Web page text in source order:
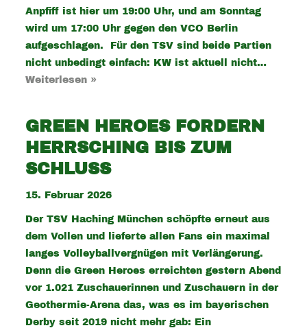
Anpfiff ist hier um 19:00 Uhr, und am Sonntag
wird um 17:00 Uhr gegen den VCO Berlin
aufgeschlagen. Für den TSV sind beide Partien
nicht unbedingt einfach: KW ist aktuell nicht…
Weiterlesen »
GREEN HEROES FORDERN
HERRSCHING BIS ZUM
SCHLUSS
15. Februar 2026
Der TSV Haching München schöpfte erneut aus
dem Vollen und lieferte allen Fans ein maximal
langes Volleyballvergnügen mit Verlängerung.
Denn die Green Heroes erreichten gestern Abend
vor 1.021 Zuschauerinnen und Zuschauern in der
Geothermie-Arena das, was es im bayerischen
Derby seit 2019 nicht mehr gab: Ein